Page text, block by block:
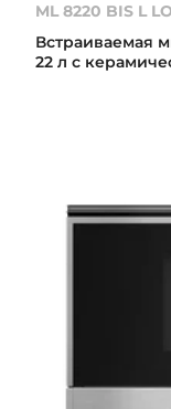
ML 8220 BIS L
Встраиваемая
22 л с